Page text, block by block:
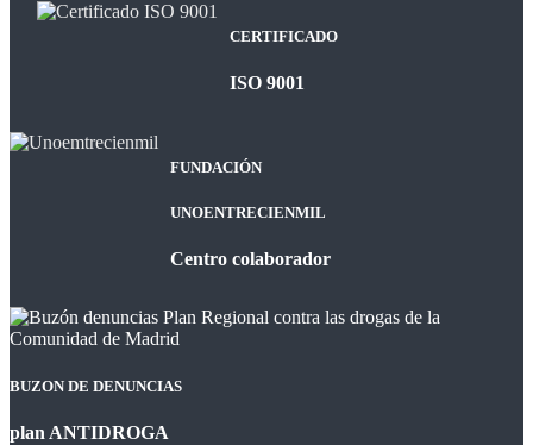
CERTIFICADO
ISO 9001
FUNDACIÓN
UNOENTRECIENMIL
Centro colaborador
BUZON DE DENUNCIAS
plan ANTIDROGA